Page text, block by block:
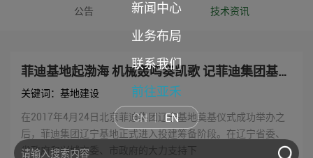
新闻中心
业务布局
联系我们
前往亚禾
CN EN
公告 技术资讯
菲迪基地起渤海 机械轰鸣奏凯歌 记菲迪集团基地建设系列报道之一
关键词：基地建设
在2017年4月24日北京菲迪集团辽宁基地奠基仪式成功举办之
后，菲迪集团辽宁基地正式进入投建筹备阶段。在辽宁省委、
省政府和兴城市委、市政府的大力支持下